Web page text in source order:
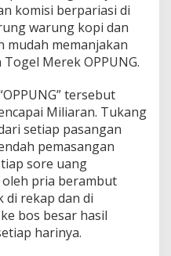
komisi berpariasi di
warung kopi dan
memanjakan
Merek OPPUNG.
tersebut
Miliaran. Tukang
setiap pasangan
pemasangan
sore uang
pria berambut
di rekap dan di
bos besar hasil
harinya.